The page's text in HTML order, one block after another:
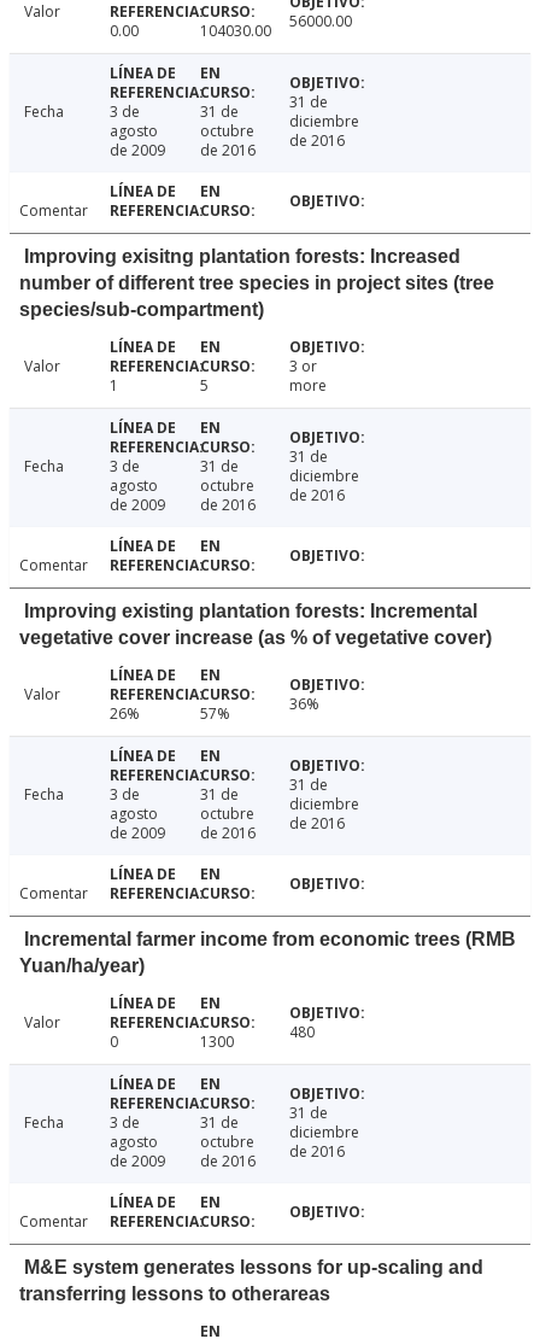
Valor
0.00
104030.00 56000.00
Fecha
3 de
agosto
de 2009
31 de
octubre
de 2016
31 de
diciembre
de 2016
Comentar
Improving exisitng plantation forests: Increased
number of different tree species in project sites (tree
species/sub-compartment)
Valor
1
5
3 or
more
Fecha
3 de
agosto
de 2009
31 de
octubre
de 2016
31 de
diciembre
de 2016
Comentar
Improving existing plantation forests: Incremental
vegetative cover increase (as % of vegetative cover)
Valor
26%
57% 36%
Fecha
3 de
agosto
de 2009
31 de
octubre
de 2016
31 de
diciembre
de 2016
Comentar
Incremental farmer income from economic trees (RMB
Yuan/ha/year)
Valor
0
1300 480
Fecha
3 de
agosto
de 2009
31 de
octubre
de 2016
31 de
diciembre
de 2016
Comentar
M&E system generates lessons for up-scaling and
transferring lessons to otherareas